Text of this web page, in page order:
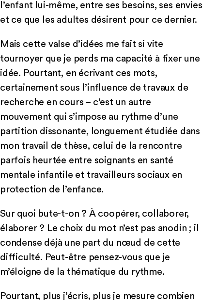
l’enfant lui-même, entre ses besoins, ses envies
et ce que les adultes désirent pour ce dernier.
Mais cette valse d’idées me fait si vite
tournoyer que je perds ma capacité à fixer une
idée. Pourtant, en écrivant ces mots,
certainement sous l’influence de travaux de
recherche en cours – c’est un autre
mouvement qui s’impose au rythme d’une
partition dissonante, longuement étudiée dans
mon travail de thèse, celui de la rencontre
parfois heurtée entre soignants en santé
mentale infantile et travailleurs sociaux en
protection de l’enfance.
Sur quoi bute-t-on ? À coopérer, collaborer,
élaborer ? Le choix du mot n’est pas anodin ; il
condense déjà une part du nœud de cette
difficulté. Peut-être pensez-vous que je
m’éloigne de la thématique du rythme.
Pourtant, plus j’écris, plus je mesure combien